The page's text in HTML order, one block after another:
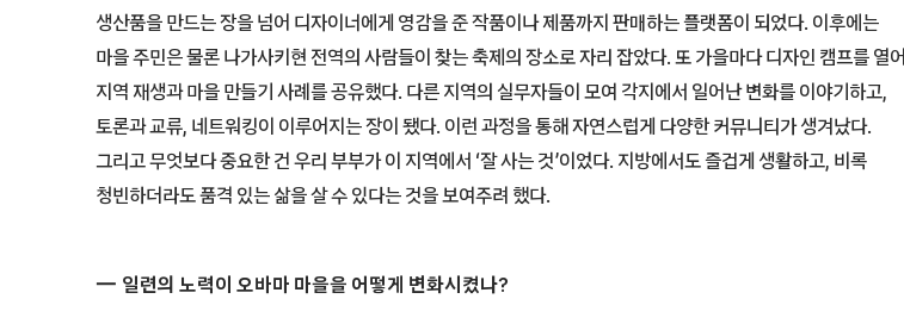
생산품을 만드는 장을 넘어 디자이너에게 영감을 준 작품이나 제품까지 판매하는 플랫폼이 되었다. 이후에는
마을 주민은 물론 나가사키현 전역의 사람들이 찾는 축제의 장소로 자리 잡았다. 또 가을마다 디자인 캠프를 열어
지역 재생과 마을 만들기 사례를 공유했다. 다른 지역의 실무자들이 모여 각지에서 일어난 변화를 이야기하고,
토론과 교류, 네트워킹이 이루어지는 장이 됐다. 이런 과정을 통해 자연스럽게 다양한 커뮤니티가 생겨났다.
그리고 무엇보다 중요한 건 우리 부부가 이 지역에서 ‘잘 사는 것’이었다. 지방에서도 즐겁게 생활하고, 비록
청빈하더라도 품격 있는 삶을 살 수 있다는 것을 보여주려 했다.
일련의 노력이 오바마 마을을 어떻게 변화시켰나?